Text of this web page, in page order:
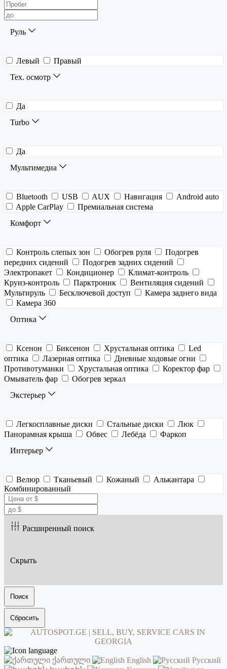
Руль
Левый
Правый
Тех. осмотр
Да
Turbo
Да
Мультимедиа
Bluetooth USB AUX Навигация
Android auto
Apple CarPlay
Премиальная система
Комфорт
Контроль слепых зон Обогрев руля
Подогрев
передних сидений
Подогрев задних сидений
Электропакет
Кондиционер
Климат-контроль
Круиз-контроль
Парктроник
Вентиляция сидений
Мультируль
Бесключевой доступ
Камера заднего вида
Камера 360
Оптика
Ксенон Биксенон Хрустальная оптика
Led
оптика
Лазерная оптика
Дневные ходовые огни
Противотуманки
Хрустальная оптика
Коректор фар
Омыватель фар
Обогрев зеркал
Экстерьер
Легкосплавные диски Стальные диски
Люк
Панорамная крыша
Обвес Лебёда
Фаркоп
Интерьер
Велюр Тканьевый Кожаный
Алькантара
Комбинированный
Расширенный поиск
Скрыть
Поиск
Сбросить
ქართული English
Русский